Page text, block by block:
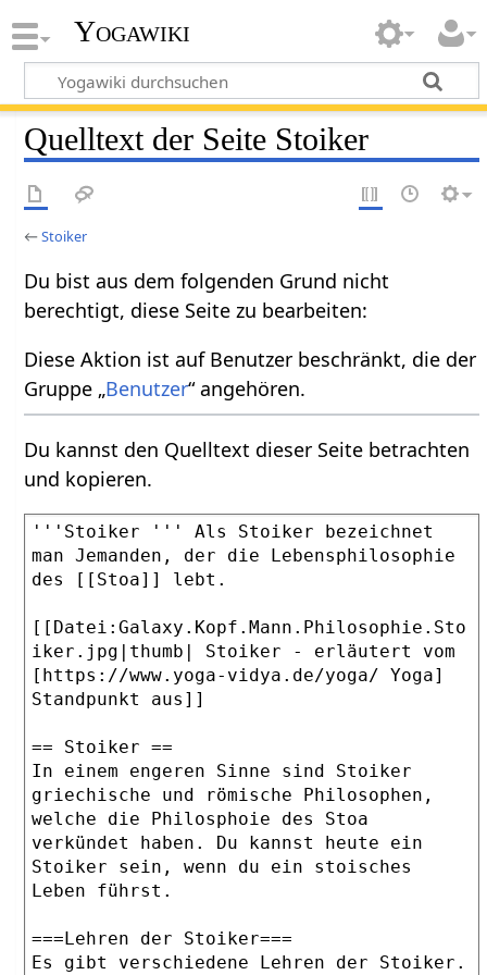
Yogawiki
Quelltext der Seite Stoiker
←Stoiker
Du bist aus dem folgenden Grund nicht
berechtigt, diese Seite zu bearbeiten:
Diese Aktion ist auf Benutzer beschränkt, die der
Gruppe „Benutzer“ angehören.
Du kannst den Quelltext dieser Seite betrachten
und kopieren.